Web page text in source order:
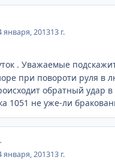
января, 201313 г.
. Уважаемые
при повороти руля в
обратный удар в
1051 не уже-ли
января, 201313 г.